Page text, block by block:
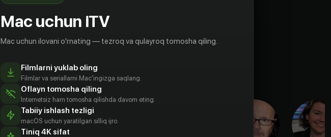
Mac uchun iTV
Mac uchun ilovani o'rnating — tezroq va qulayroq tomosha qiling.
Filmlarni yuklab oling
Filmlar va seriallarni Mac'ingizga saqlang.
Oflayn tomosha qiling
Internetsiz ham tomosha qilishda davom eting.
Tabiiy ishlash tezligi
macOS uchun yaratilgan silliq ijro.
Tiniq 4K sifat